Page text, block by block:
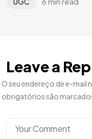
Leave a
O seu endereço de e-mail
obrigatórios são